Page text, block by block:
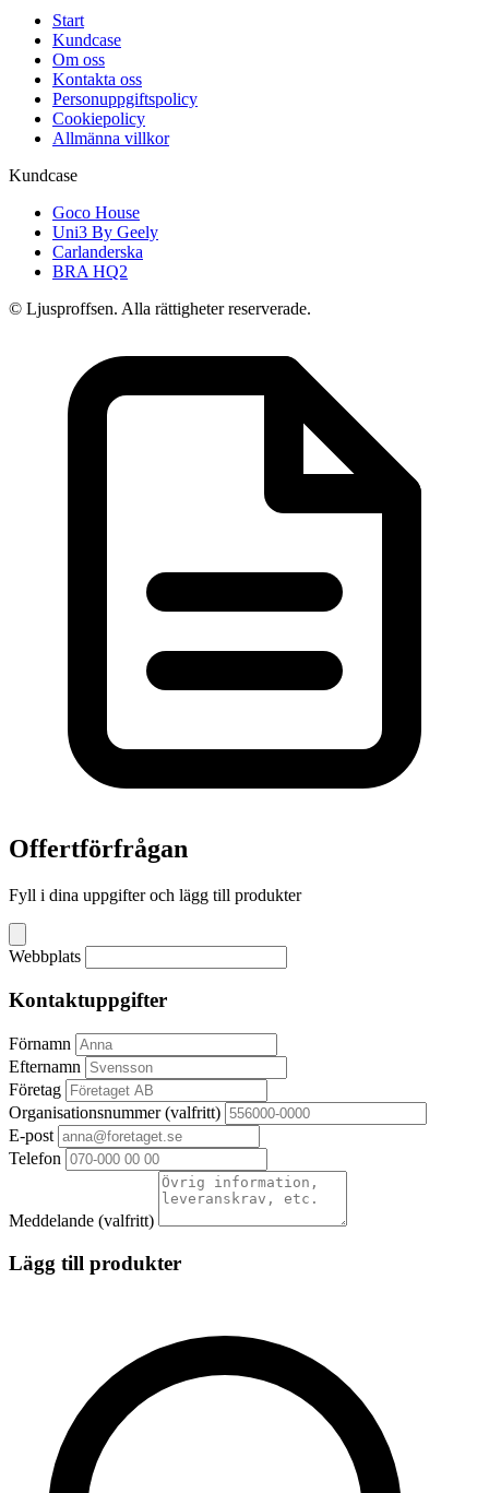
Start
Kundcase
Om oss
Kontakta oss
Personuppgiftspolicy
Cookiepolicy
Allmänna villkor
Kundcase
Goco House
Uni3 By Geely
Carlanderska
BRA HQ2
© Ljusproffsen. Alla rättigheter reserverade.
Offertförfrågan
Fyll i dina uppgifter och lägg till produkter
Webbplats
Kontaktuppgifter
Förnamn
Efternamn
Företag
Organisationsnummer(valfritt)
E-post
Telefon
Meddelande (valfritt)
Lägg till produkter